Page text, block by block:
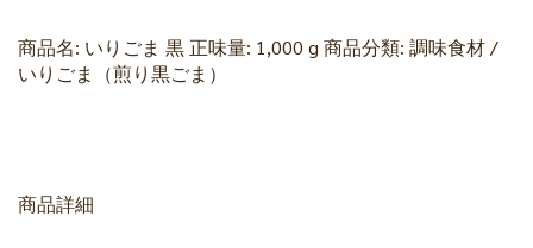
商品名: いりごま 黒 正味量: 1,000 g 商品分類: 調味食材 /
いりごま（煎り黒ごま）
商品詳細